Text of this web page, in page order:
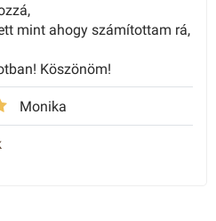
mint ahogy számítottam rá,
Köszönöm!
Monika